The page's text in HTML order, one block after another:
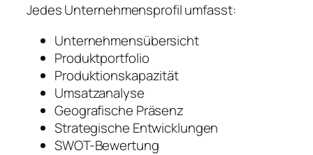
Jedes Unternehmensprofil umfasst:
Unternehmensübersicht
Produktportfolio
Produktionskapazität
Umsatzanalyse
Geografische Präsenz
Strategische Entwicklungen
SWOT-Bewertung